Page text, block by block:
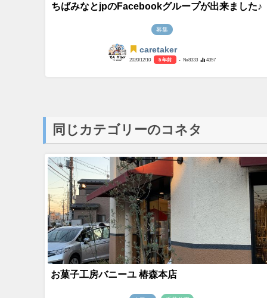
ちばみなとjpのFacebookグループが出来ました♪
募集
caretaker
2020/12/10 5 年前 - №8333 4357
同じカテゴリーのコネタ
お菓子工房バニーユ 椿森本店